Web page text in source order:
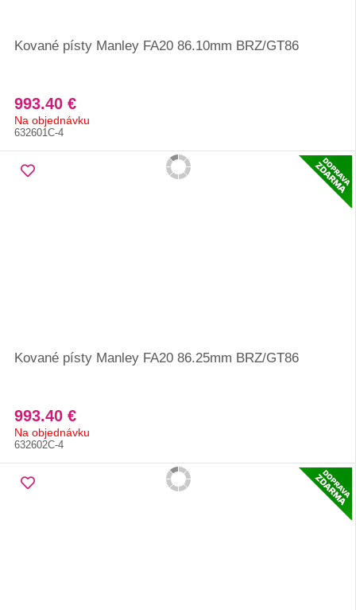
Kované písty Manley FA20 86.10mm BRZ/GT86
993.40 €
Na objednávku
632601C-4
Kované písty Manley FA20 86.25mm BRZ/GT86
993.40 €
Na objednávku
632602C-4